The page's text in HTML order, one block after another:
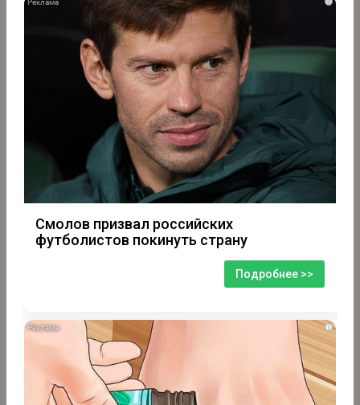
Смолов призвал российских
футболистов покинуть страну
Подробнее >>
i